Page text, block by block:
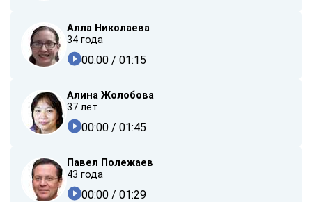
Алла Николаева
34 года
00:00 / 01:15
Алина Жолобова
37 лет
00:00 / 01:45
Павел Полежаев
43 года
00:00 / 01:29